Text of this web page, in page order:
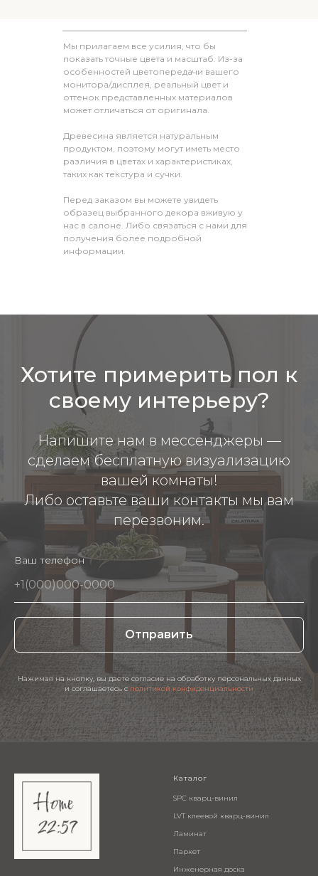
Мы прилагаем все усилия, что бы
показать точные цвета и масштаб. Из-за
особенностей цветопередачи вашего
монитора/дисплея, реальный цвет и
оттенок представленных материалов
может отличаться от оригинала.
Древесина является натуральным
продуктом, поэтому могут иметь место
различия в цветах и характеристиках,
таких как текстура и сучки.
Перед заказом вы можете увидеть
образец выбранного декора вживую у
нас в салоне. Либо связаться с нами для
получения более подробной
информации.
Хотите примерить пол к
своему интерьеру?
Напишите нам в мессенджеры —
сделаем бесплатную визуализацию
вашей комнаты!
Либо оставьте ваши контакты мы вам
перезвоним.
Ваш телефон
Отправить
Нажимая на кнопку, вы даете согласие на обработку персональных данных
и соглашаетесь c политикой конфиденциальности
Каталог
SPC кварц-винил
LVT клеевой кварц-винил
Ламинат
Паркет
Инженерная доска